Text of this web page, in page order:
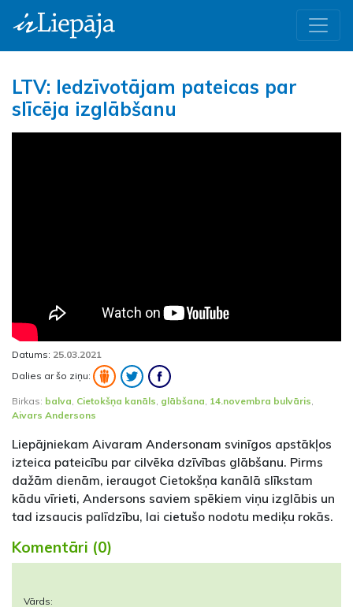
LTV: Iedzīvotājam pateicas par
slīcēja izglābšanu
Datums: 25.03.2021
Dalies ar šo ziņu:
Birkas: balva Cietokšņa kanāls glābšana 14.novembra bulvāris
Aivars Andersons
Liepājniekam Aivaram Andersonam svinīgos apstākļos
izteica pateicību par cilvēka dzīvības glābšanu. Pirms
dažām dienām, ieraugot Cietokšņa kanālā slīkstam
kādu vīrieti, Andersons saviem spēkiem viņu izglābis un
tad izsaucis palīdzību, lai cietušo nodotu mediķu rokās.
Komentāri (0)
Vārds: